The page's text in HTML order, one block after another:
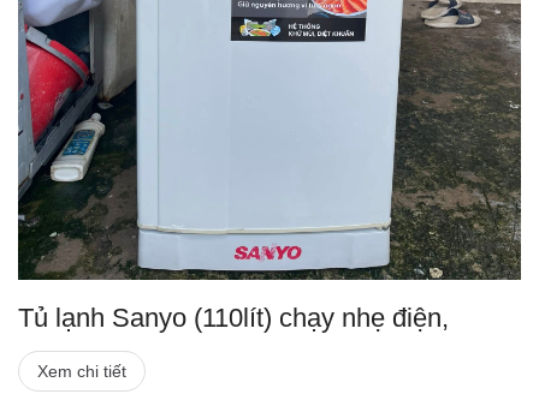
Tủ lạnh Sanyo (110lít) chạy nhẹ điện,
Xem chi tiết